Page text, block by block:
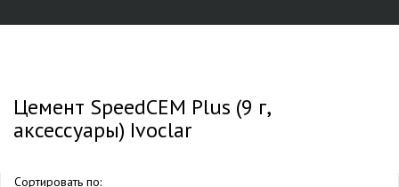
Цемент SpeedCEM Plus (9 г,
аксессуары) Ivoclar
Сортировать по: